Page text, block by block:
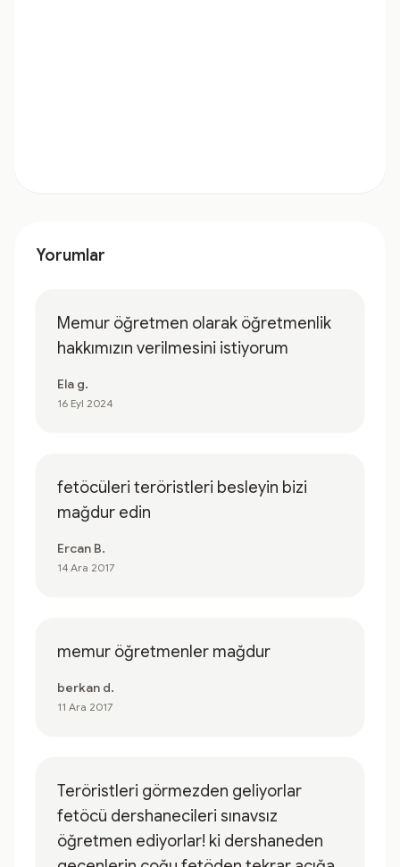
Yorumlar
Memur öğretmen olarak öğretmenlik
hakkımızın verilmesini istiyorum
Ela g.
16 Eyl 2024
fetöcüleri teröristleri besleyin bizi
mağdur edin
Ercan B.
14 Ara 2017
memur öğretmenler mağdur
berkan d.
11 Ara 2017
Teröristleri görmezden geliyorlar
fetöcü dershanecileri sınavsız
öğretmen ediyorlar! ki dershaneden